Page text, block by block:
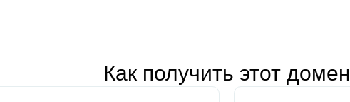
Как получить этот домен